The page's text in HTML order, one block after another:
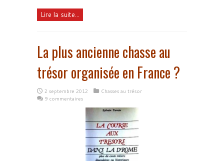
Lire la suite...
La plus ancienne chasse au
trésor organisée en France ?
2 septembre 2012
Chasses au trésor
9 commentaires